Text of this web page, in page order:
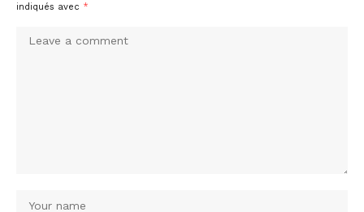
indiqués avec *